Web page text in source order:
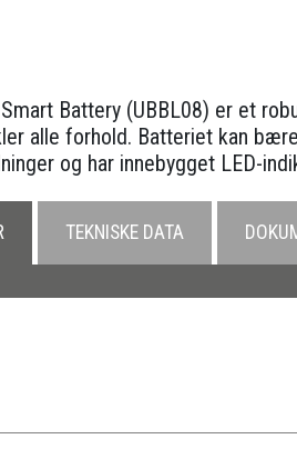
Battery (UBBL08) er et
alle forhold. Batteriet kan
og har innebygget LED-
TEKNISKE DATA